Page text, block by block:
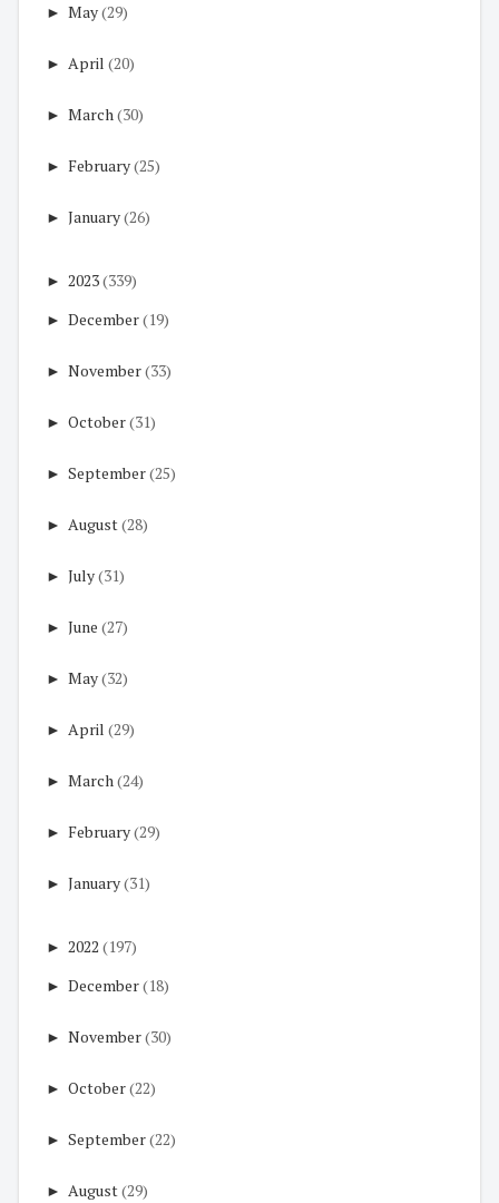
► May(29)
► April (20)
► March(30)
► February(25)
► January(26)
► 2023(339)
► December(19)
► November(33)
► October(31)
► September(25)
► August(28)
► July(31)
► June (27)
► May(32)
► April (29)
► March(24)
► February(29)
► January(31)
► 2022 (197)
► December(18)
► November(30)
► October(22)
► September(22)
► August(29)